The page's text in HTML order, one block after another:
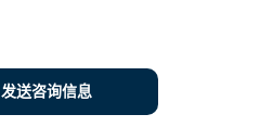
发送咨询信息